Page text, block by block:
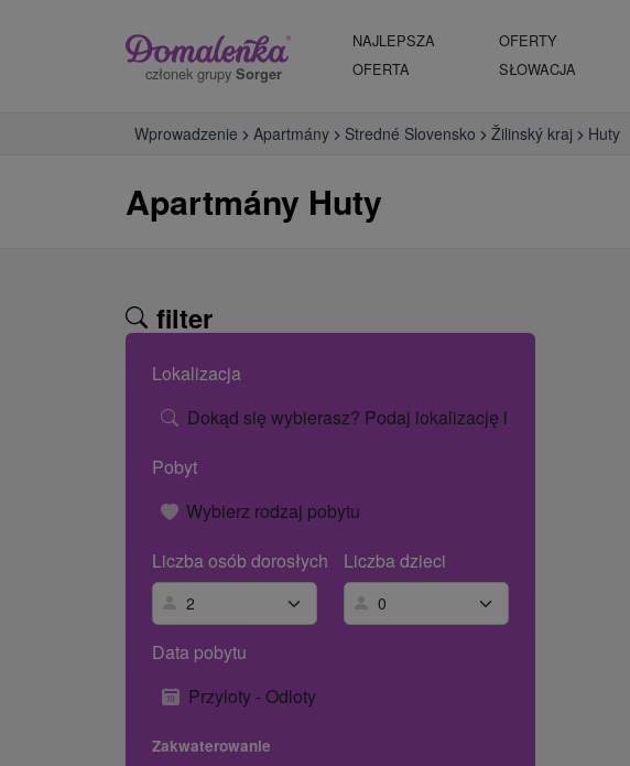
członek grupy Sorger
NAJLEPSZA
OFERTA
OFERTY
SŁOWACJA
Wprowadzenie Apartmány Stredné Slovensko Žilinský kraj Huty
Apartmány Huty
filter
Lokalizacja
Dokąd się wybierasz? Podaj lokalizację lub nazwę hotelu.
Pobyt
Wybierz rodzaj pobytu
Liczba osób dorosłych
Liczba dzieci
Data pobytu
Przyloty - Odloty
Zakwaterowanie